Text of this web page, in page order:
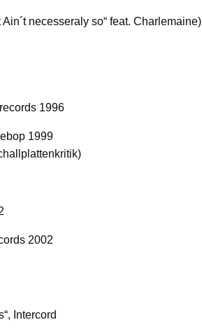
Ain´t necesseraly so“ feat. Charlemaine)
1996
1999
2002
Intercord